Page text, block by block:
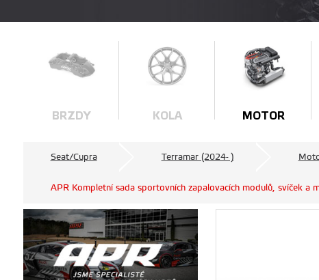
BRZDY KOLA MOTOR
Seat/Cupra Terramar (2024- )
APR Kompletní sada sportovních zapalovacích modulů, svíček